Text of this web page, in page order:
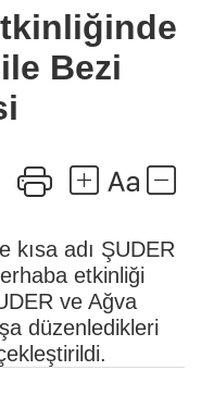
Bezi
kısa adı ŞUDER
etkinliği
ve Ağva
düzenledikleri